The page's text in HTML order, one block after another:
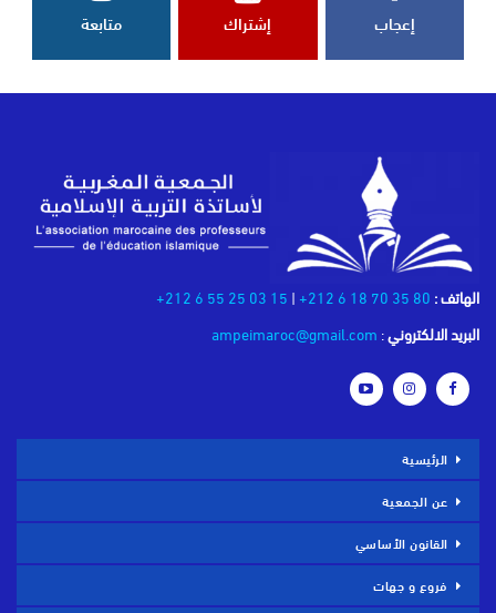
إعجاب إشتراك متابعة
الهاتف : 80 35 70 18 6 212+
|
15 03 25 55 6 212+
البريد الالكتروني:
ampeimaroc@gmail.com
الرئيسية
عن الجمعية
القانون الأساسي
فروع و جهات